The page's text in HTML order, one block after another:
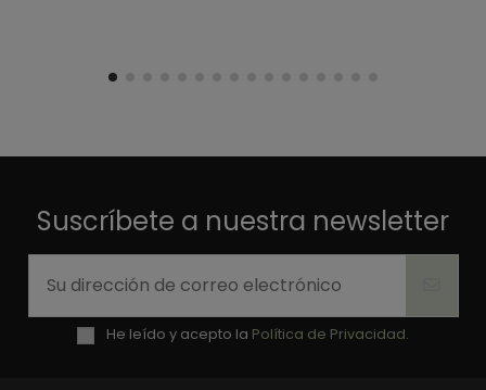
Suscríbete a nuestra newsletter
He leído y acepto la Política de Privacidad.